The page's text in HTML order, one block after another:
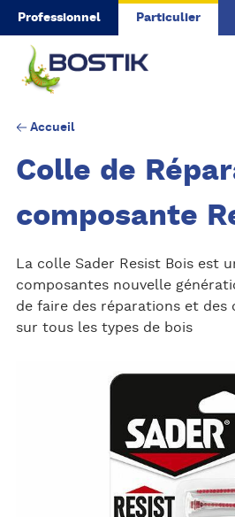
Skip to main content
Professionnel Particulier
Accueil
Colle de
composante
La colle Sader Resist Bois est
composantes nouvelle
de faire des réparations et des
sur tous les types de bois